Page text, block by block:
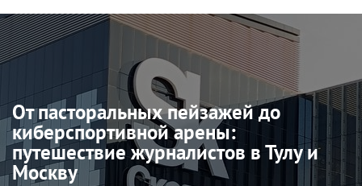
От пасторальных пейзажей до
киберспортивной арены:
путешествие журналистов в Тулу и
Москву